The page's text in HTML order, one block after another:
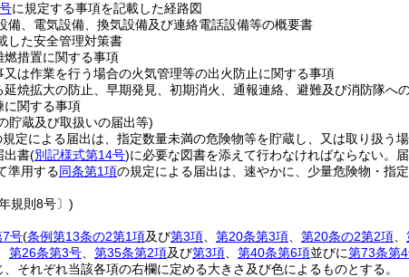
に規定する事項を記載した経路図
備、電気設備、換気設備及び連絡電話設備等の概要書
した安全管理対策書
措置に関する事項
又は作業を行う場合の火気管理等の出火防止に関する事項
延焼拡大の防止、早期発見、初期消火、通報連絡、避難及び消防隊へ
に関する事項
貯蔵及び取扱いの届出等)
規定による届出は、指定数量未満の危険物等を貯蔵し、又は取り扱う
出書(別記様式第14号)に必要な図書を添えて行わなければならない。
準用する同条第1項の規定による届出は、速やかに、少量危険物・指
規則8号〕)
7号(条例第13条の2第1項及び第3項 第20条第3項 第20条の2第2項
第26条第3号 第35条第2項及び第3項 第40条第6項並びに第73条第
それぞれ当該各項の右欄に定める大きさ及び色によるものとする。